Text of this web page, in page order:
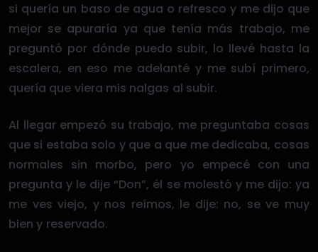
si quería un baso de agua o refresco y me dijo que
mejor se apuraría ya que tenía más trabajo, me
preguntó por dónde puedo subir, lo llevé hasta la
escalera, en eso me adelanté y me subí primero,
quería que viera mis nalgas al subir.
Al llegar empezó su trabajo, me preguntaba cosas
que si estaba solo y que a que me dedicaba, cosas
normales sin morbo, pero yo empecé con una
pregunta y le dije “Don”, él se molestó y me dijo: ya
me ves viejo, y nos reímos, le dije: no, se ve muy
bien y reservado.